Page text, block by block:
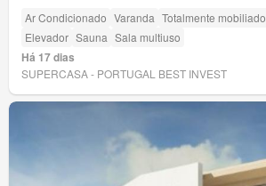
Ar Condicionado Varanda Totalmente mobiliado
Elevador Sauna Sala multiuso
Há 17 dias
SUPERCASA - PORTUGAL BEST INVEST